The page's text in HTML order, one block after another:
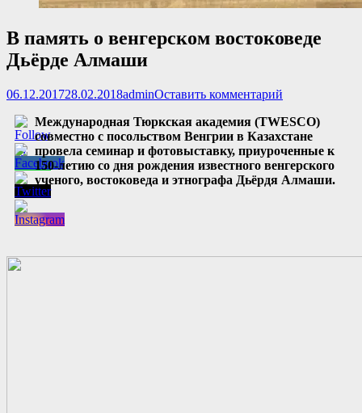
В память о венгерском востоковеде
Дьёрде Алмаши
Опубликовано
06.12.201728.02.2018Автор
adminОставить комментарий
Международная Тюркская академия (TWESCO)
совместно с посольством Венгрии в Казахстане
провела семинар и фотовыставку, приуроченные к
150-летию со дня рождения известного венгерского
ученого, востоковеда и этнографа Дьёрдя Алмаши.